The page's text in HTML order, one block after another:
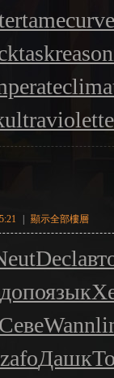
tamecurve
顯示全部樓層
Decl
допоязык
СевеWann
zafoДашк